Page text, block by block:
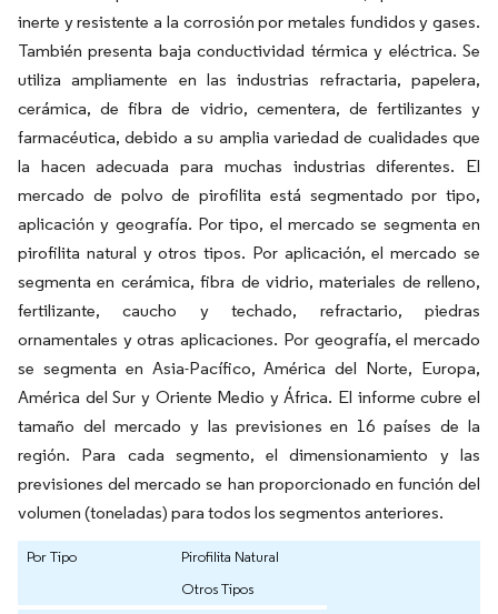
inerte y resistente a la corrosión por metales fundidos y gases.
También presenta baja conductividad térmica y eléctrica. Se
utiliza ampliamente en las industrias refractaria, papelera,
cerámica, de fibra de vidrio, cementera, de fertilizantes y
farmacéutica, debido a su amplia variedad de cualidades que
la hacen adecuada para muchas industrias diferentes. El
mercado de polvo de pirofilita está segmentado por tipo,
aplicación y geografía. Por tipo, el mercado se segmenta en
pirofilita natural y otros tipos. Por aplicación, el mercado se
segmenta en cerámica, fibra de vidrio, materiales de relleno,
fertilizante, caucho y techado, refractario, piedras
ornamentales y otras aplicaciones. Por geografía, el mercado
se segmenta en Asia-Pacífico, América del Norte, Europa,
América del Sur y Oriente Medio y África. El informe cubre el
tamaño del mercado y las previsiones en 16 países de la
región. Para cada segmento, el dimensionamiento y las
previsiones del mercado se han proporcionado en función del
volumen (toneladas) para todos los segmentos anteriores.
Por Tipo
Pirofilita Natural
Otros Tipos